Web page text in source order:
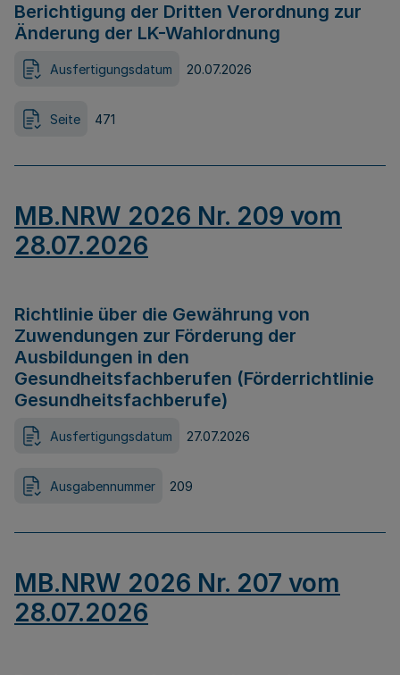
Berichtigung der Dritten Verordnung zur
Änderung der LK-Wahlordnung
Ausfertigungsdatum 20.07.2026
Seite 471
MB.NRW 2026 Nr. 209 vom
28.07.2026
Richtlinie über die Gewährung von
Zuwendungen zur Förderung der
Ausbildungen in den
Gesundheitsfachberufen (Förderrichtlinie
Gesundheitsfachberufe)
Ausfertigungsdatum 27.07.2026
Ausgabennummer 209
MB.NRW 2026 Nr. 207 vom
28.07.2026